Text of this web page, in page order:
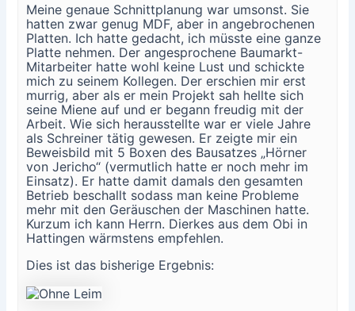
Meine genaue Schnittplanung war umsonst. Sie
hatten zwar genug MDF, aber in angebrochenen
Platten. Ich hatte gedacht, ich müsste eine ganze
Platte nehmen. Der angesprochene Baumarkt-
Mitarbeiter hatte wohl keine Lust und schickte
mich zu seinem Kollegen. Der erschien mir erst
murrig, aber als er mein Projekt sah hellte sich
seine Miene auf und er begann freudig mit der
Arbeit. Wie sich herausstellte war er viele Jahre
als Schreiner tätig gewesen. Er zeigte mir ein
Beweisbild mit 5 Boxen des Bausatzes „Hörner
von Jericho“ (vermutlich hatte er noch mehr im
Einsatz). Er hatte damit damals den gesamten
Betrieb beschallt sodass man keine Probleme
mehr mit den Geräuschen der Maschinen hatte.
Kurzum ich kann Herrn. Dierkes aus dem Obi in
Hattingen wärmstens empfehlen.
Dies ist das bisherige Ergebnis: